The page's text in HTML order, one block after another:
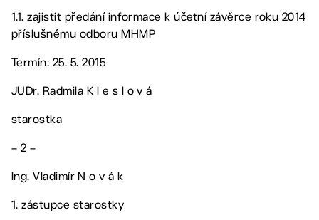
1.1. zajistit předání informace k účetní závěrce roku 2014
příslušnému odboru MHMP
Termín: 25. 5. 2015
JUDr. Radmila K l e s l o v á
starostka
– 2 –
Ing. Vladimír N o v á k
1. zástupce starostky